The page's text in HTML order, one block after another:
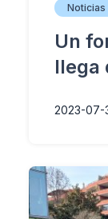
Noticias
Un
llega
2023-07-